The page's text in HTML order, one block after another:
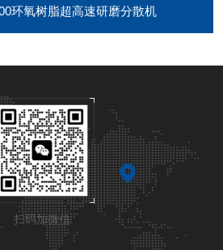
环氧树脂超高速研磨分散机
扫码加微信